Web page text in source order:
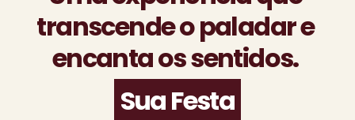
transcende o paladar e
encanta os sentidos.
Sua Festa